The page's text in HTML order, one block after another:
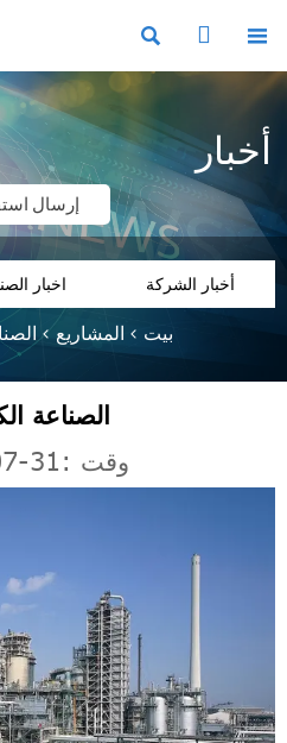
  
أخبار
إرسال
اخبار أخبار الشركة
بيت > المشاريع>
الصناعة
وقت :31-07-2024